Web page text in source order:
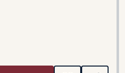
OF VARRÓ ZSUZSA:
QUANTITY OF VARRÓ